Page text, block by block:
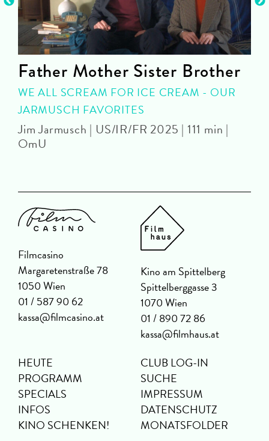
Father Mother Sister Brother
WE ALL SCREAM FOR ICE CREAM - OUR
JARMUSCH FAVORITES
Jim Jarmusch | US/IR/FR 2025 | 111 min |
OmU
Filmcasino
Margaretenstraße 78
1050 Wien
01 / 587 90 62
kassa@filmcasino.at
Kino am Spittelberg
Spittelberggasse 3
1070 Wien
01 / 890 72 86
kassa@filmhaus.at
HEUTE
PROGRAMM
SPECIALS
INFOS
KINO SCHENKEN!
CLUB LOG-IN
SUCHE
IMPRESSUM
DATENSCHUTZ
MONATSFOLDER